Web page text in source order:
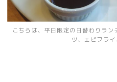
こちらは、平日限定の日替わりラ
ツ、エビフライ